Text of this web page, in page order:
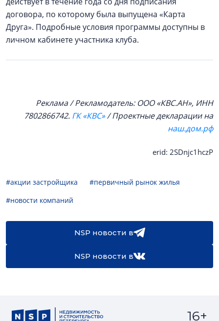
договора, по которому была выпущена «Карта
Друга». Подробные условия программы доступны в
личном кабинете участника клуба.
Реклама / Рекламодатель: ООО «КВС.АН», ИНН
7802866742. ГК «КВС»/ Проектные декларации на
наш.дом.рф
erid: 2SDnjc1hczP
#акции застройщика
#первичный рынок жилья
#новости компаний
NSP новости в
NSP новости в
16+